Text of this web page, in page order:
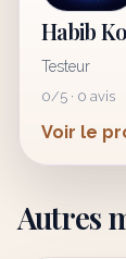
Habib
Testeur
0/5 · 0 avis
Voir le
Autres